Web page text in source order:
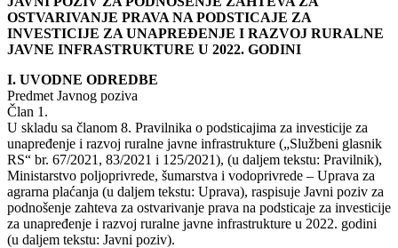
OSTVARIVANJE PRAVA NA PODSTICAJE ZA
INVESTICIJE ZA UNAPREĐENJE I RAZVOJ RURALNE
JAVNE INFRASTRUKTURE U 2022. GODINI
I. UVODNE ODREDBE
Predmet Javnog poziva
Član 1.
U skladu sa članom 8. Pravilnika o podsticajima za investicije za
unapređenje i razvoj ruralne javne infrastrukture („Službeni glasnik
RS“ br. 67/2021, 83/2021 i 125/2021), (u daljem tekstu: Pravilnik),
Ministarstvo poljoprivrede, šumarstva i vodoprivrede – Uprava za
agrarna plaćanja (u daljem tekstu: Uprava), raspisuje Javni poziv za
podnošenje zahteva za ostvarivanje prava na podsticaje za investicije
za unapređenje i razvoj ruralne javne infrastrukture u 2022. godini
(u daljem tekstu: Javni poziv).